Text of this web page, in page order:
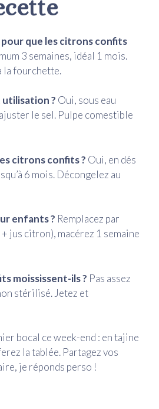
que les citrons confits
3 semaines, idéal 1 mois.
la fourchette.
? Oui, sous eau
le sel. Pulpe comestible
citrons confits ? Oui, en dés
6 mois. Décongelez au
enfants ? Remplacez par
jus citron), macérez 1 semaine
moississent-ils ? Pas assez
stérilisé. Jetez et
bocal ce week-end : en tajine
la tablée. Partagez vos
je réponds perso !